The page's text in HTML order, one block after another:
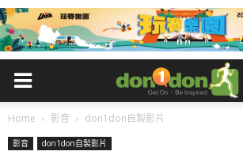
Home 影音 don1don自製影片
影音 don1don自製影片